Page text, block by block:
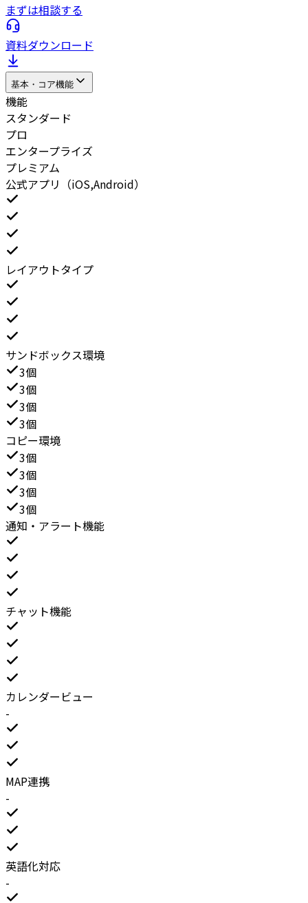
まずは相談する
資料ダウンロード
基本・コア機能
機能
スタンダード
プロ
エンタープライズ
プレミアム
公式アプリ（iOS,Android）
レイアウトタイプ
サンドボックス環境
3個
3個
3個
3個
コピー環境
3個
3個
3個
3個
通知・アラート機能
チャット機能
カレンダービュー
-
MAP連携
-
英語化対応
-